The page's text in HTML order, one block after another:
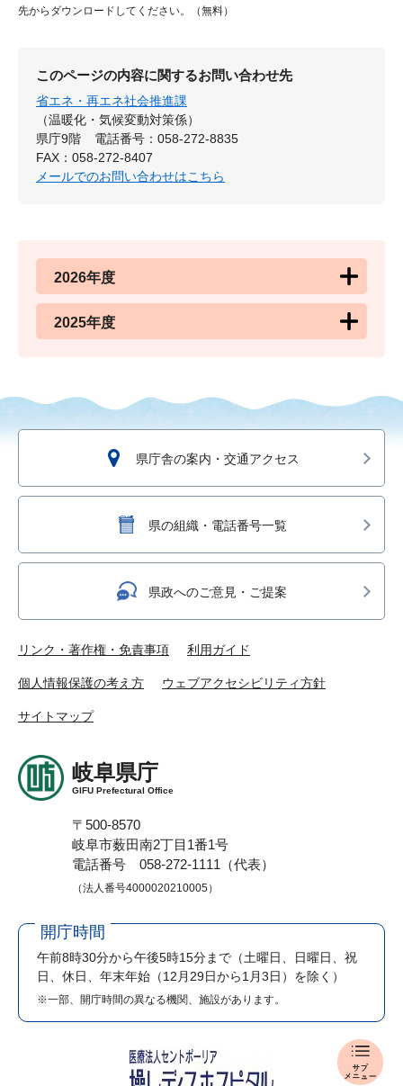
報
先からダウンロードしてください。（無料）
このページの内容に関するお問い合わせ先
省エネ・再エネ社会推進課
（温暖化・気候変動対策係）
県庁9階
電話番号：058-272-8835
FAX：058-272-8407
メールでのお問い合わせはこちら
2026年度
2025年度
県庁舎の案内・交通アクセス
県の組織・電話番号一覧
県政へのご意見・ご提案
リンク・著作権・免責事項 利用ガイド
個人情報保護の考え方 ウェブアクセシビリティ方針
サイトマップ
岐阜県庁
GIFU Prefectural Office
〒500-8570
岐阜市薮田南2丁目1番1号
電話番号 058-272-1111（代表）
（法人番号4000020210005）
開庁時間
午前8時30分から午後5時15分まで （土曜日、日曜日、祝
日、休日、年末年始（12月29日から1月3日）を除く）
※一部、開庁時間の異なる機関、施設があります。